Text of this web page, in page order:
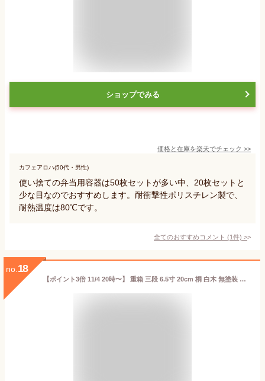
ショップでみる
価格と在庫を楽天でチェック >>
カフェアロハ(50代・男性)
使い捨ての弁当用容器は50枚セットが多い中、20枚セットと
少な目なのでおすすめします。耐衝撃性ポリスチレン製で、
耐熱温度は80℃です。
全てのおすすめコメント (1件) >
no. 18
【ポイント3倍 11/4 20時〜】 重箱 三段 6.5寸 20cm 桐 白木 無塗装 おしゃれ 京うさぎ 金敷紙付 箱入 3段重 お重 使い捨て シンプル 業務用 テイクアウト おせち用 持ち帰り 配達 弁当 お節 おせち 御節 正月 花見 行楽 懐石 仕出し 高級弁当 日本製 送料無料